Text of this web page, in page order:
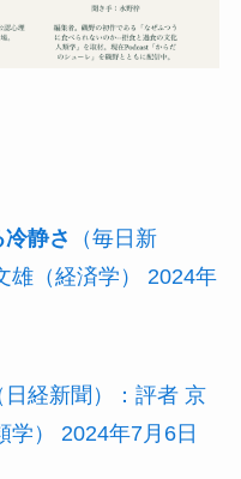
冷静さ
（毎日新
雄（経済学） 2024年
日経新聞）：評者 京
学） 2024年7月6日